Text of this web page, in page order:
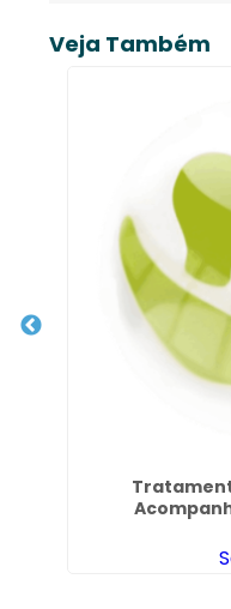
Veja Também